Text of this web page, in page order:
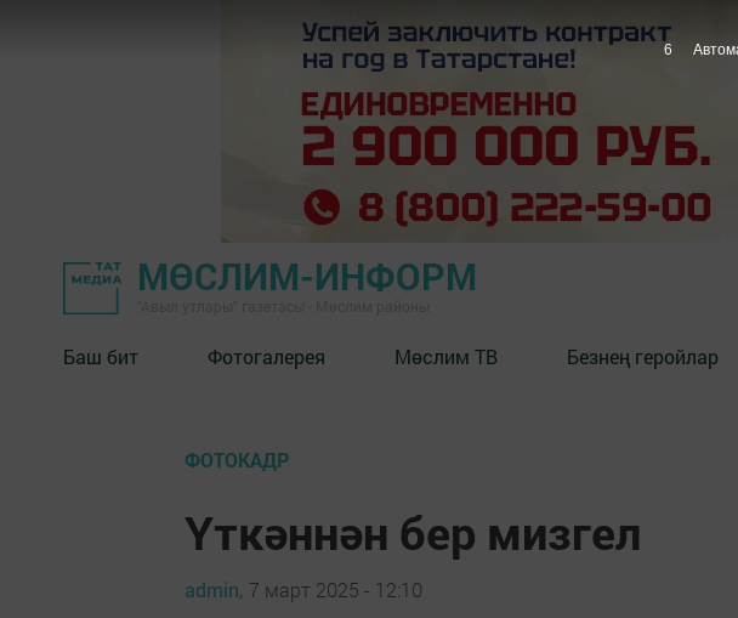
МӨСЛИМ-ИНФОРМ
Баш бит Фотогалерея Мөслим ТВ Безнең геройлар
ФОТОКАДР
Үткәннән бер мизгел
admin, 7 март 2025 - 12:10
5